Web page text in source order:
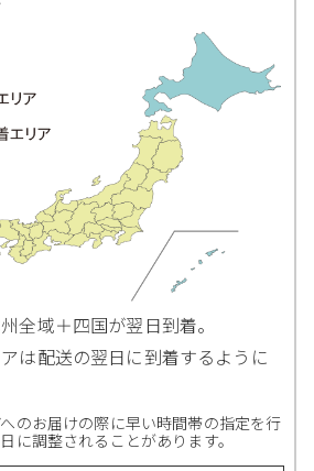
全域＋四国が翌日到着。
は配送の翌日に到着するように
のお届けの際に早い時間帯の指定を行
に調整されることがあります。